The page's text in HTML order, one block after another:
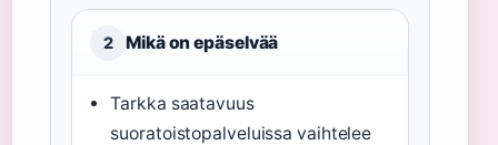
2 Mikä on epäselvää
Tarkka saatavuus
suoratoistopalveluissa vaihtelee